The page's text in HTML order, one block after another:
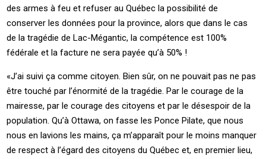
des armes à feu et refuser au Québec la possibilité de
conserver les données pour la province, alors que dans le cas
de la tragédie de Lac-Mégantic, la compétence est 100%
fédérale et la facture ne sera payée qu’à 50% !
«J’ai suivi ça comme citoyen. Bien sûr, on ne pouvait pas ne pas
être touché par l’énormité de la tragédie. Par le courage de la
mairesse, par le courage des citoyens et par le désespoir de la
population. Qu’à Ottawa, on fasse les Ponce Pilate, que nous
nous en lavions les mains, ça m’apparaît pour le moins manquer
de respect à l’égard des citoyens du Québec et, en premier lieu,